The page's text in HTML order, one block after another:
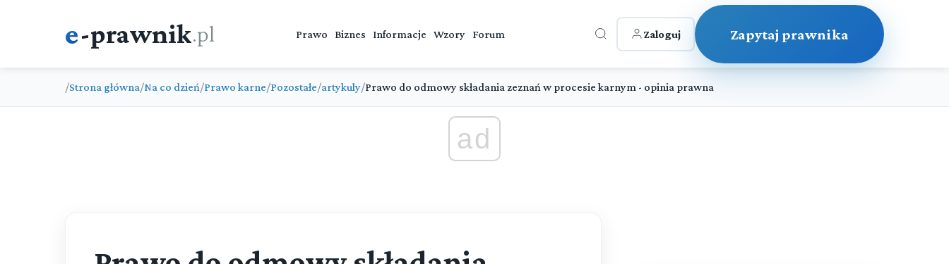
e-prawnik.pl Prawo Biznes Informacje Wzory Forum Zaloguj Zapytaj prawnika
/Strona główna/Na co dzień/Prawo karne/Pozostałe/artykuly/Prawo do odmowy składania zeznań w procesie karnym - opinia prawna
ad